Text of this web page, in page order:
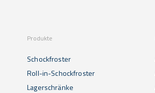
Produkte
Schockfroster
Roll-in-Schockfroster
Lagerschränke